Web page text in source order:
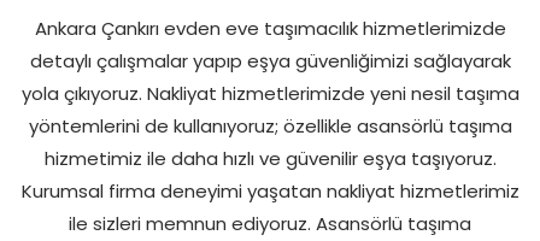
Ankara Çankırı evden eve taşımacılık hizmetlerimizde
detaylı çalışmalar yapıp eşya güvenliğimizi sağlayarak
yola çıkıyoruz. Nakliyat hizmetlerimizde yeni nesil taşıma
yöntemlerini de kullanıyoruz; özellikle asansörlü taşıma
hizmetimiz ile daha hızlı ve güvenilir eşya taşıyoruz.
Kurumsal firma deneyimi yaşatan nakliyat hizmetlerimiz
ile sizleri memnun ediyoruz. Asansörlü taşıma